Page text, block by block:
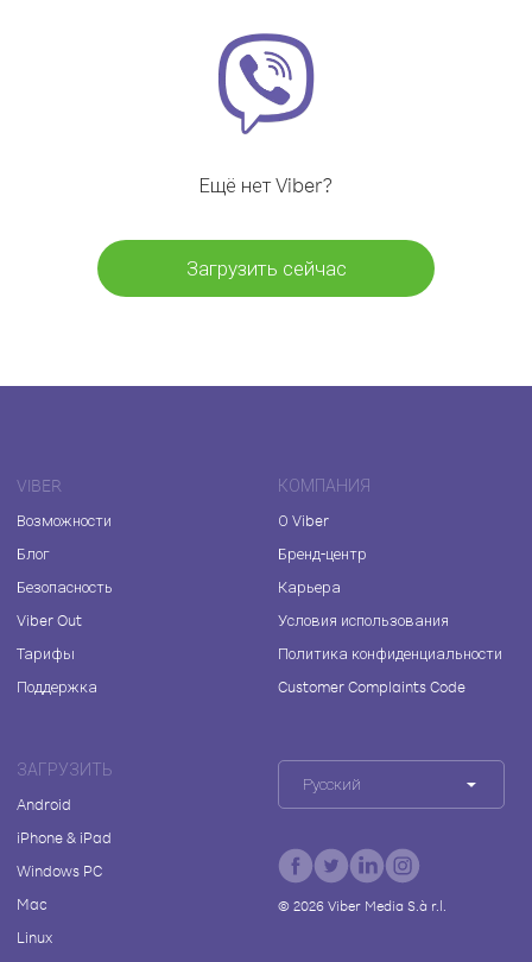
Ещё нет Viber?
Загрузить сейчас
VIBER
Возможности
Блог
Безопасность
Viber Out
Тарифы
Поддержка
КОМПАНИЯ
О Viber
Бренд-центр
Карьера
Условия использования
Политика конфиденциальности
Customer Complaints Code
ЗАГРУЗИТЬ
Android
iPhone & iPad
Windows PC
Mac
Linux
Русский
© 2026Viber Media S.à r.l.